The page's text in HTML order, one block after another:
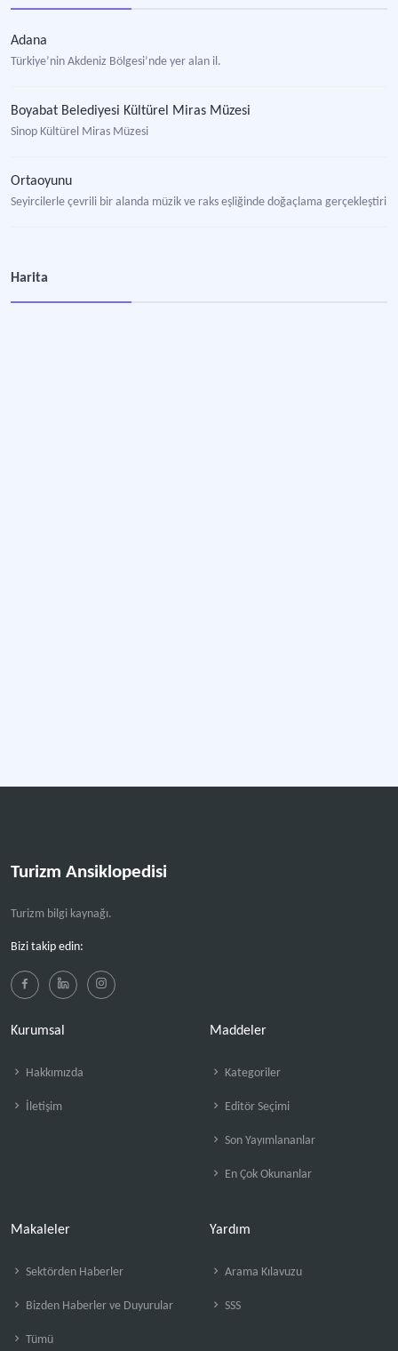
Adana
Türkiye’nin Akdeniz Bölgesi’nde yer alan il.
Boyabat Belediyesi Kültürel Miras Müzesi
Sinop Kültürel Miras Müzesi
Ortaoyunu
Seyircilerle çevrili bir alanda müzik ve raks eşliğinde doğaçlama
Harita
Turizm Ansiklopedisi
Turizm bilgi kaynağı.
Bizi takip edin:
Kurumsal
Hakkımızda
İletişim
Maddeler
Kategoriler
Editör Seçimi
Son Yayımlananlar
En Çok Okunanlar
Makaleler
Sektörden Haberler
Bizden Haberler ve Duyurular
Tümü
Yardım
Arama Kılavuzu
SSS